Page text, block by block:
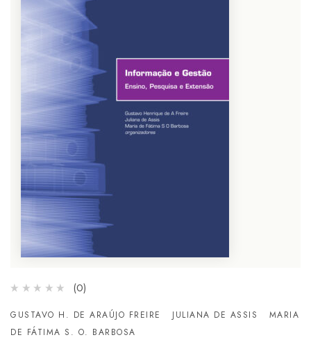
(0)
GUSTAVO H. DE ARAÚJO FREIRE JULIANA DE ASSIS
MARIA
DE FÁTIMA S. O. BARBOSA